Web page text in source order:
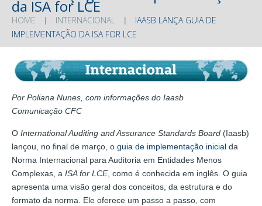
da ISA for LCE
HOME INTERNACIONAL
IAASB LANÇA GUIA DE
IMPLEMENTAÇÃO DA ISA FOR LCE
Por Poliana Nunes, com informações do Iaasb
Comunicação CFC
O International Auditing and Assurance Standards Board (Iaasb)
lançou, no final de março, o guia de implementação inicial da
Norma Internacional para Auditoria em Entidades Menos
Complexas, a ISA for LCE, como é conhecida em inglês. O guia
apresenta uma visão geral dos conceitos, da estrutura e do
formato da norma. Ele oferece um passo a passo, com